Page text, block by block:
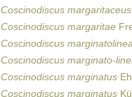
Coscinodiscus margaritaceus
Coscinodiscus margaritae
Coscinodiscus
Coscinodiscus marginato-
Coscinodiscus marginatus
Coscinodiscus marginatus